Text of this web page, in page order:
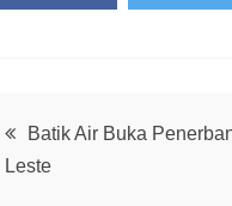
PostBatik Air Buka
Leste